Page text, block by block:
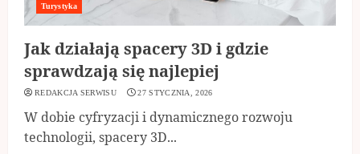
Turystyka
Jak działają spacery 3D i gdzie
sprawdzają się najlepiej
REDAKCJA SERWISU 27 STYCZNIA, 2026
W dobie cyfryzacji i dynamicznego rozwoju
technologii, spacery 3D...